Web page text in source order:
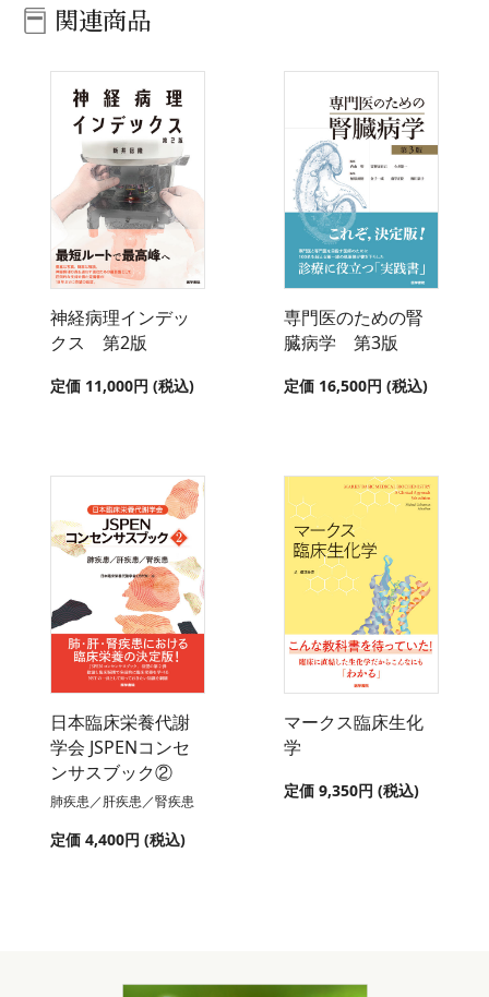
関連商品
神経病理インデッ
クス 第2版
定価 11,000円 (税込)
専門医のための腎
臓病学 第3版
定価 16,500円 (税込)
日本臨床栄養代謝
学会 JSPENコンセ
ンサスブック②
肺疾患／肝疾患／腎疾患
定価 4,400円 (税込)
マークス臨床生化
学
定価 9,350円 (税込)